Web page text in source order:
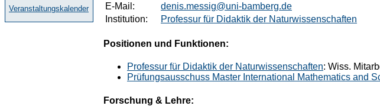
Veranstaltungskalender
E-Mail:
denis.messig@uni-bamberg.de
Institution:
Professur für Didaktik der Naturwissenschaften
Positionen und Funktionen:
Professur für Didaktik der Naturwissenschaften: Wiss.
Prüfungsausschuss Master International Mathematics and
Forschung & Lehre: